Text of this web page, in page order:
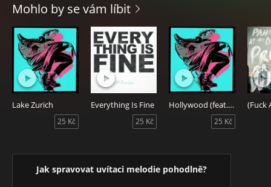
Mohlo by se vám líbit
Lake Zurich
25 Kč
Everything Is Fine
25 Kč
Hollywood (feat. Snoop Dogg & Jamie Principle)
25 Kč
Jak spravovat uvítaci melodie pohodlně?